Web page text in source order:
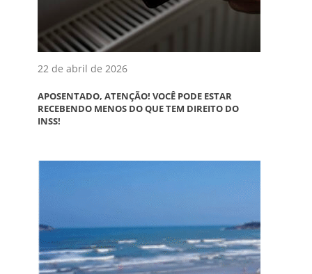
22 de abril de 2026
APOSENTADO, ATENÇÃO! VOCÊ PODE ESTAR
RECEBENDO MENOS DO QUE TEM DIREITO DO
INSS!